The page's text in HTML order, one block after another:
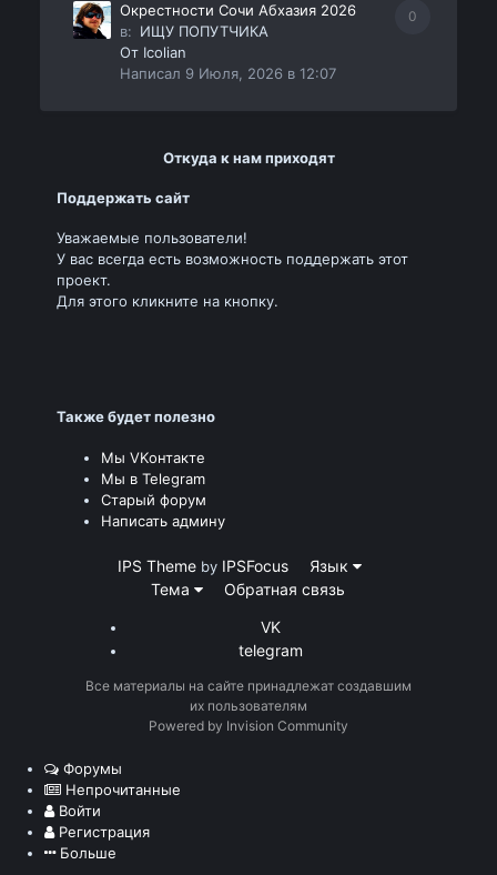
0
Окрестности Сочи Абхазия 2026
в: ИЩУ ПОПУТЧИКА
От Icolian
Написал 9 Июля, 2026 в 12:07
Откуда к нам приходят
Поддержать сайт
Уважаемые пользователи!
У вас всегда есть возможность поддержать этот
проект.
Для этого кликните на кнопку.
Также будет полезно
Мы VKонтакте
Мы в Telegram
Старый форум
Написать админу
IPS Theme by IPSFocus
Язык
Тема
Обратная связь
VK
telegram
Все материалы на сайте принадлежат создавшим
их пользователям
Powered by Invision Community
Форумы
Непрочитанные
Войти
Регистрация
Больше